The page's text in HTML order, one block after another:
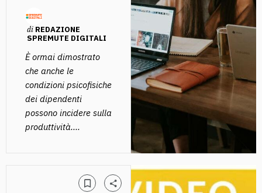
di REDAZIONE
SPREMUTE DIGITALI
È ormai dimostrato
che anche le
condizioni psicofisiche
dei dipendenti
possono incidere sulla
produttività....